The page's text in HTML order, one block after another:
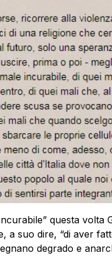
questa volta
a suo dire, “di aver
degrado e